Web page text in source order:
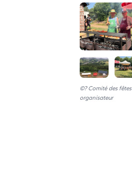
©? Comité des fêtes
organisateur